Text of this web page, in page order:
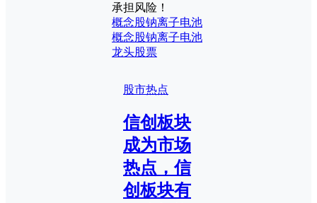
承担风险！
概念股钠离子电池
概念股钠离子电池
龙头股票
股市热点
信创板块
成为市场
热点，信
创板块有